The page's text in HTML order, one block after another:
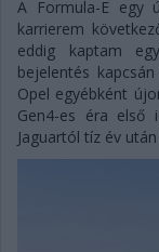
A Formula-E egy
karrierem
eddig kaptam
bejelentés
Opel egyébként
Gen4-es éra első
Jaguartól tíz év